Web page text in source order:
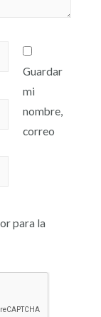
Guardar
mi
nombre,
correo
para la